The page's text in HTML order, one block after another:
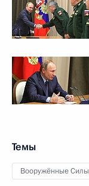
Темы
Вооружённые Силы